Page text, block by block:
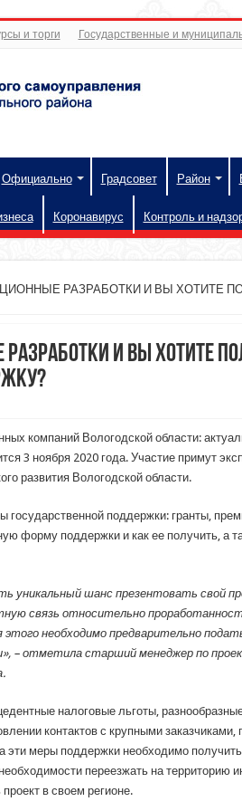
и торги Государственные и
Официально Градсовет Район
Коронавирус Контроль и
РАЗРАБОТКИ И ВЫ ХОТИТЕ
И ВЫ ХОТИТЕ
компаний Вологодской области:
3 ноября 2020 года. Участие примут
развития Вологодской области.
государственной поддержки: гранты,
форму поддержки и как ее получить, а
уникальный шанс презентовать свой
связь относительно
необходимо предварительно
– отметила старший менеджер по
налоговые льготы,
контактов с крупными заказчиками,
эти меры поддержки необходимо получить
переезжать на территорию
в своем регионе.